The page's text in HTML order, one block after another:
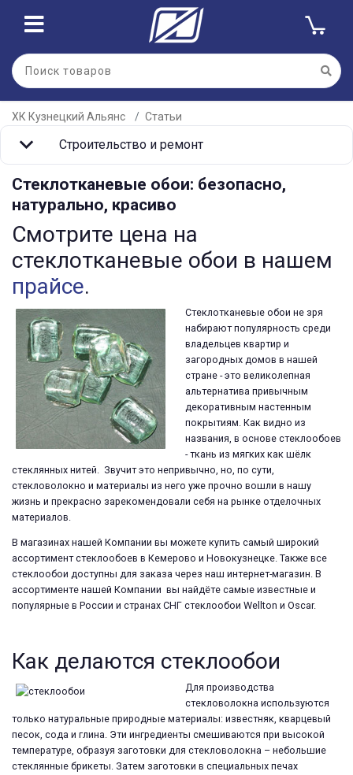
ХК Кузнецкий Альянс Статьи
Строительство и ремонт
Стеклотканевые обои: безопасно,
натурально, красиво
Смотрите цена на
стеклотканевые обои в нашем
прайсе.
Стеклотканевые обои не зря
набирают популярность среди
владельцев квартир и
загородных домов в нашей
стране - это великолепная
альтернатива привычным
декоративным настенным
покрытиям. Как видно из
названия, в основе стеклообоев
- ткань из мягких как шёлк
стеклянных нитей. Звучит это непривычно, но, по сути,
стекловолокно и материалы из него уже прочно вошли в нашу
жизнь и прекрасно зарекомендовали себя на рынке отделочных
материалов.
В магазинах нашей Компании вы можете купить самый широкий
ассортимент стеклообоев в Кемерово и Новокузнецке. Также все
стеклообои доступны для заказа через наш интернет-магазин. В
ассортименте нашей Компании вы найдёте самые известные и
популярные в России и странах СНГ стеклообои Wellton и Oscar.
Как делаются стеклообои
Для производства
стекловолокна используются
только натуральные природные материалы: известняк, кварцевый
песок, сода и глина. Эти ингредиенты смешиваются при высокой
температуре, образуя заготовки для стекловолокна – небольшие
стеклянные брикеты. Затем заготовки в специальных печах